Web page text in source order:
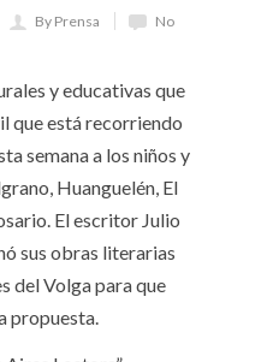
By Prensa
No
y educativas que
que está recorriendo
semana a los niños y
Huanguelén, El
El escritor Julio
sus obras literarias
del Volga para que
propuesta.